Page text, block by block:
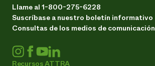
Llame al 1-800-275-6228
Suscríbase a nuestro boletín informativo
Consultas de los medios de comunicación
Recursos ATTRA